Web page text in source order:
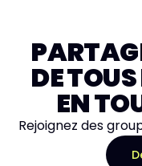
DE
EN
Rejoignez des